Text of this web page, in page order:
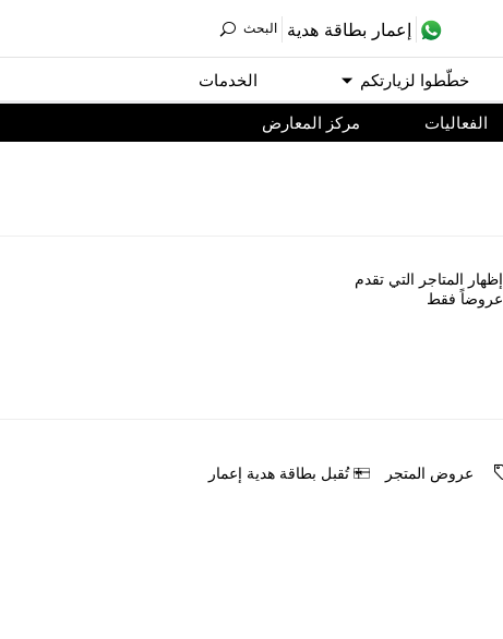
ﺇﻋﻤﺎﺭ ﺑﻄﺎﻗﺔ ﻫﺪﻳﺔ اﻟﺒﺤﺚ
ﺧﻄّﻄﻮا ﻟﺰﻳﺎﺭﺗﻜﻢ اﻟﺨﺪﻣﺎﺕ
اﻟﻔﻌﺎﻟﻴﺎﺕ مركز المعارض
ﺇﻇﻬﺎﺭ اﻟﻤﺘﺎﺟﺮ اﻟﺘﻲ ﺗﻘﺪﻡ
ﻋﺮﻭﺿﺎً ﻓﻘﻂ
ﻋﺮﻭﺽ اﻟﻤﺘﺠﺮ ﺗُﻘﺒﻞ ﺑﻄﺎﻗﺔ ﻫﺪﻳﺔ ﺇﻋﻤﺎﺭ